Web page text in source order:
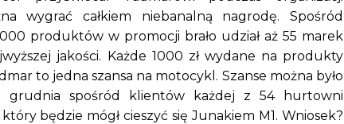
wygrać całkiem niebanalną nagrodę. Spośród
produktów w promocji brało udział aż 55 marek
jakości. Każde 1000 zł wydane na produkty
to jedna szansa na motocykl. Szanse można było
spośród klientów każdej z 54 hurtowni
będzie mógł cieszyć się Junakiem M1. Wniosek?